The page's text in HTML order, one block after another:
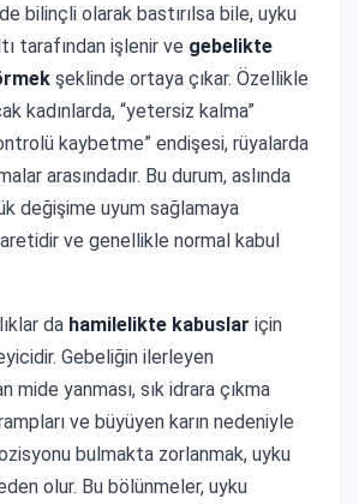
bilinçli olarak bastırılsa bile, uyku
tarafından işlenir ve gebelikte
şeklinde ortaya çıkar. Özellikle
kadınlarda, “yetersiz kalma”
kaybetme” endişesi, rüyalarda
arasındadır. Bu durum, aslında
değişime uyum sağlamaya
ve genellikle normal kabul
da hamilelikte kabuslar için
Gebeliğin ilerleyen
mide yanması, sık idrara çıkma
ve büyüyen karın nedeniyle
bulmakta zorlanmak, uyku
olur. Bu bölünmeler, uyku